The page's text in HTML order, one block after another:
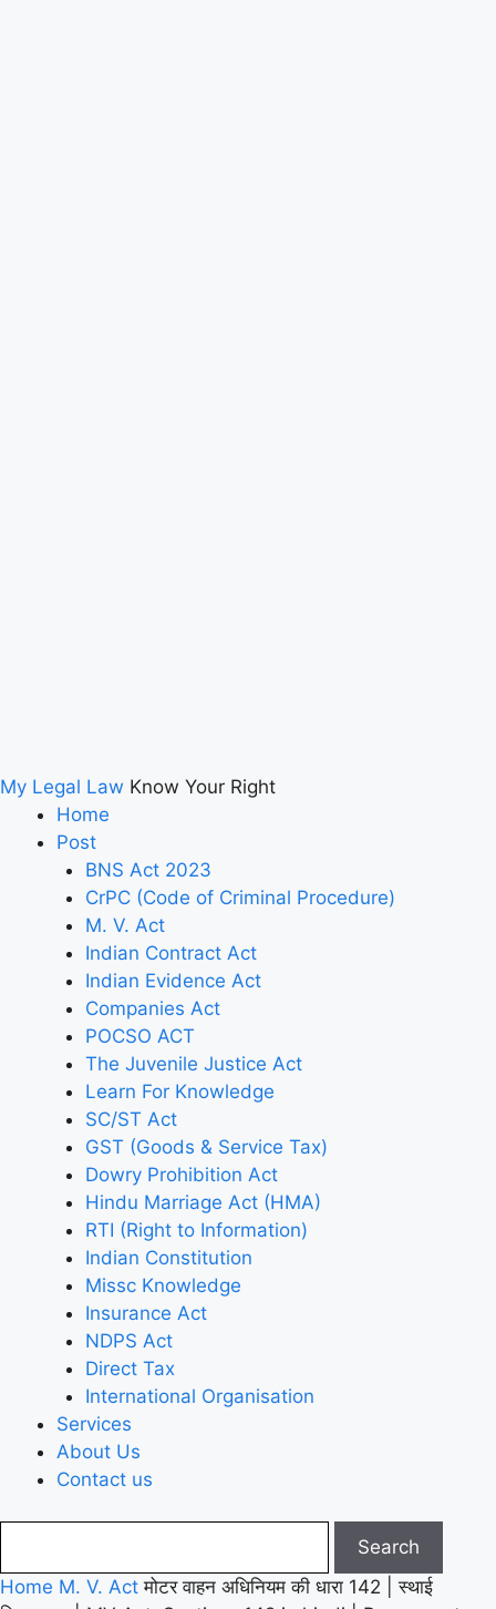
My Legal Law Know Your Right
Home
Post
BNS Act 2023
CrPC (Code of Criminal Procedure)
M. V. Act
Indian Contract Act
Indian Evidence Act
Companies Act
POCSO ACT
The Juvenile Justice Act
Learn For Knowledge
SC/ST Act
GST (Goods & Service Tax)
Dowry Prohibition Act
Hindu Marriage Act (HMA)
RTI (Right to Information)
Indian Constitution
Missc Knowledge
Insurance Act
NDPS Act
Direct Tax
International Organisation
Services
About Us
Contact us
Home M. V. Act मोटर वाहन अधिनियम की धारा 142 | स्थाई